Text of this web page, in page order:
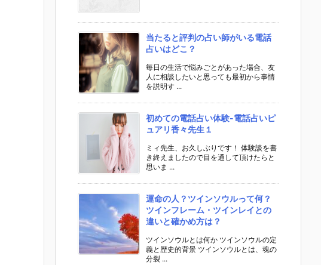
当たると評判の占い師がいる電話
占いはどこ？
毎日の生活で悩みごとがあった場合、友
人に相談したいと思っても最初から事情
を説明す ...
初めての電話占い体験-電話占いピ
ュアリ香々先生１
ミィ先生、お久しぶりです！ 体験談を書
き終えましたので目を通して頂けたらと
思いま ...
運命の人？ツインソウルって何？
ツインフレーム・ツインレイとの
違いと確かめ方は？
ツインソウルとは何か ツインソウルの定
義と歴史的背景 ツインソウルとは、魂の
分裂 ...